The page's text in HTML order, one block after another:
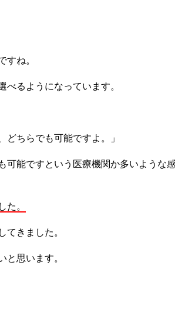
すね。
るようになっています。
どちらでも可能ですよ。」
能ですという医療機関か多いような
た。
てきました。
と思います。